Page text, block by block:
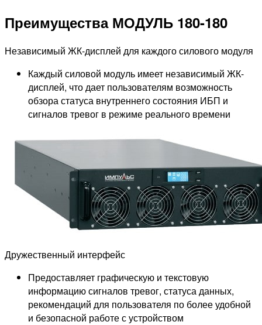
Преимущества МОДУЛЬ 180-180
Независимый ЖК-дисплей для каждого силового модуля
Каждый силовой модуль имеет независимый ЖК-
дисплей, что дает пользователям возможность
обзора статуса внутреннего состояния ИБП и
сигналов тревог в режиме реального времени
Дружественный интерфейс
Предоставляет графическую и текстовую
информацию сигналов тревог, статуса данных,
рекомендаций для пользователя по более удобной
и безопасной работе с устройством